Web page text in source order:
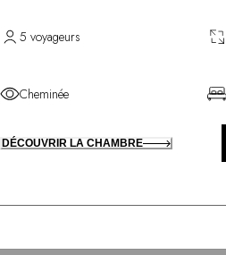
5 voyageurs
Cheminée
DÉCOUVRIR LA CHAMBRE